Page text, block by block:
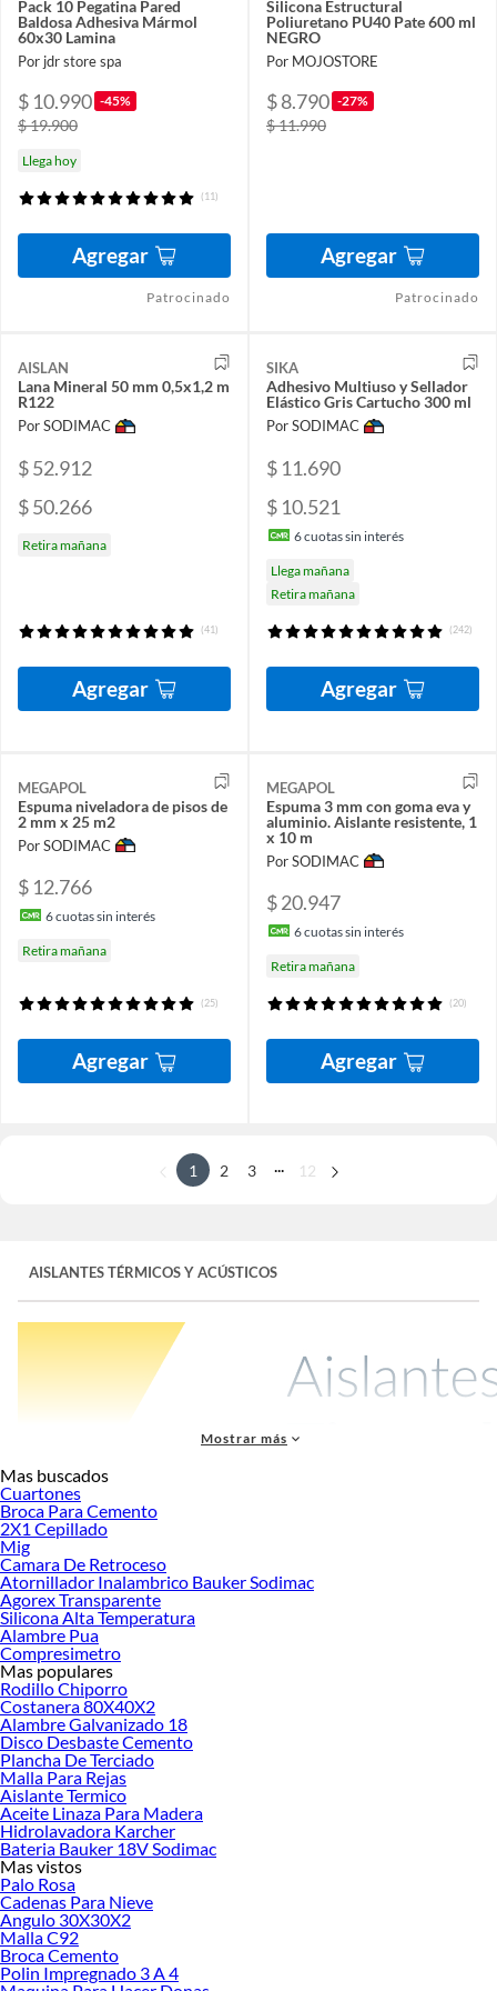
Pack 10 Pegatina Pared
Baldosa Adhesiva Mármol
60x30 Lamina
Por jdr store spa
$ 10.990 -45%
$ 19.900
Llega hoy
(11)
Agregar
Patrocinado
Silicona Estructural
Poliuretano PU40 Pate 600 ml
NEGRO
Por MOJOSTORE
$ 8.790 -27%
$ 11.990
Agregar
Patrocinado
AISLAN
Lana Mineral 50 mm 0,5x1,2 m
R122
Por SODIMAC
$ 52.912
$ 50.266
Retira mañana
(41)
Agregar
SIKA
Adhesivo Multiuso y Sellador
Elástico Gris Cartucho 300 ml
Por SODIMAC
$ 11.690
$ 10.521
6cuotas sin interés
Llega mañana
Retira mañana
(242)
Agregar
MEGAPOL
Espuma niveladora de pisos de
2 mm x 25 m2
Por SODIMAC
$ 12.766
6cuotas sin interés
Retira mañana
(25)
Agregar
MEGAPOL
Espuma 3 mm con goma eva y
aluminio. Aislante resistente, 1
x 10 m
Por SODIMAC
$ 20.947
6cuotas sin interés
Retira mañana
(20)
Agregar
1 2 3 12
AISLANTES TÉRMICOS Y ACÚSTICOS
Los aislantes térmicos y acústicos son materiales diseñados para reducir la
transferencia de calor y minimizar la transmisión de ruido en edificaciones.
Sodimac, encontrarás más de 400 productos de aislación para mejorar la
comodidad y eficiencia energética de cualquier espacio. Ya sea que busques
optimizar el consumo de energía, reducir el impacto del sonido o crear un
ambiente más tranquilo, nuestros aislantes están disponibles en diversas
opciones para satisfacer todas tus necesidades. Algunos de estos productos
también funcionan como aislante de sonido, proporcionando un confort
integral.
Puntos clave:
Los aislantes térmicos reducen pérdidas de calor en invierno y el ingreso
de calor en verano.
Los aislantes acústicos absorben el sonido y disminuyen la transmisión de
ruido.
Materiales como lana de vidrio, lana de poliéster y poliestireno expandido
ofrecen funciones térmicas, acústicas o ambas.
Elegir el espesor y valor R adecuado depende de la zona climática y
aplicación (techos, muros, pisos).
Comparativa de Materiales Aislantes
Mostrar más
Mas buscados
Cuartones
Broca Para Cemento
2X1 Cepillado
Mig
Camara De Retroceso
Atornillador Inalambrico Bauker Sodimac
Agorex Transparente
Silicona Alta Temperatura
Alambre Pua
Compresimetro
Mas populares
Rodillo Chiporro
Costanera 80X40X2
Alambre Galvanizado 18
Disco Desbaste Cemento
Plancha De Terciado
Malla Para Rejas
Aislante Termico
Aceite Linaza Para Madera
Hidrolavadora Karcher
Bateria Bauker 18V Sodimac
Mas vistos
Palo Rosa
Cadenas Para Nieve
Angulo 30X30X2
Malla C92
Broca Cemento
Polin Impregnado 3 A 4